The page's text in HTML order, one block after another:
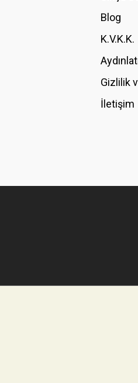
Ürün fiyatı diğer sitelerden
Bu ürüne benzer farklı
Blog
K.V.K.K.
Gizlilik
İletişim